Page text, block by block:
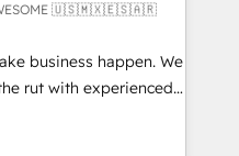
into your
in
enterprise
AWESOME 🇺🇸🇲🇽🇪🇸🇦🇷
business happen. We
rut with experienced,
HubSpot
and Operations Hub,